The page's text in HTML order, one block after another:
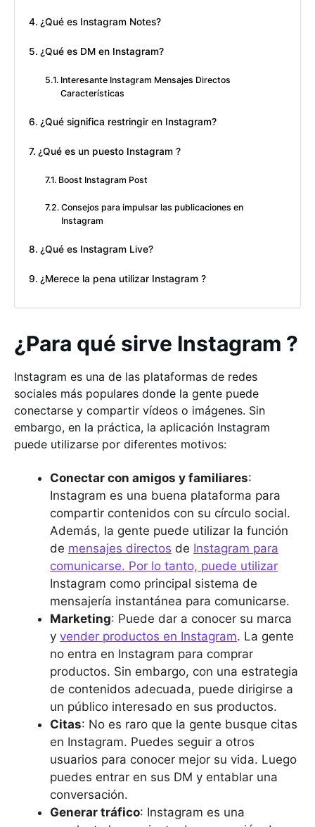
¿Qué es Instagram Notes?
¿Qué es DM en Instagram?
Interesante Instagram Mensajes Directos
Características
¿Qué significa restringir en Instagram?
¿Qué es un puesto Instagram ?
Boost Instagram Post
Consejos para impulsar las publicaciones en
Instagram
¿Qué es Instagram Live?
¿Merece la pena utilizar Instagram ?
¿Para qué sirve Instagram ?
Instagram es una de las plataformas de redes
sociales más populares donde la gente puede
conectarse y compartir vídeos o imágenes. Sin
embargo, en la práctica, la aplicación Instagram
puede utilizarse por diferentes motivos:
Conectar con amigos y familiares:
Instagram es una buena plataforma para
compartir contenidos con su círculo social.
Además, la gente puede utilizar la función
de mensajes directos de Instagram para
comunicarse. Por lo tanto, puede utilizar
Instagram como principal sistema de
mensajería instantánea para comunicarse.
Marketing: Puede dar a conocer su marca
y vender productos en Instagram. La gente
no entra en Instagram para comprar
productos. Sin embargo, con una estrategia
de contenidos adecuada, puede dirigirse a
un público interesado en sus productos.
Citas: No es raro que la gente busque citas
en Instagram. Puedes seguir a otros
usuarios para conocer mejor su vida. Luego
puedes entrar en sus DM y entablar una
conversación.
Generar tráfico: Instagram es una